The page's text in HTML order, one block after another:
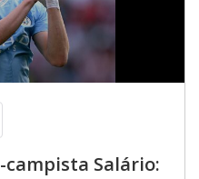
campista Salário: